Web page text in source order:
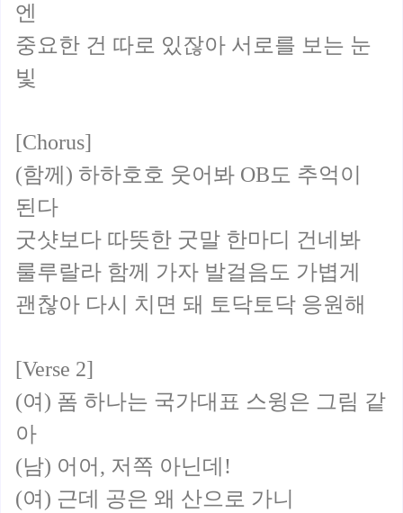
엔
중요한 건 따로 있잖아 서로를 보는 눈
빛
[Chorus]
(함께) 하하호호 웃어봐 OB도 추억이
된다
굿샷보다 따뜻한 굿말 한마디 건네봐
룰루랄라 함께 가자 발걸음도 가볍게
괜찮아 다시 치면 돼 토닥토닥 응원해
[Verse 2]
(여) 폼 하나는 국가대표 스윙은 그림 같
아
(남) 어어, 저쪽 아닌데!
(여) 근데 공은 왜 산으로 가니